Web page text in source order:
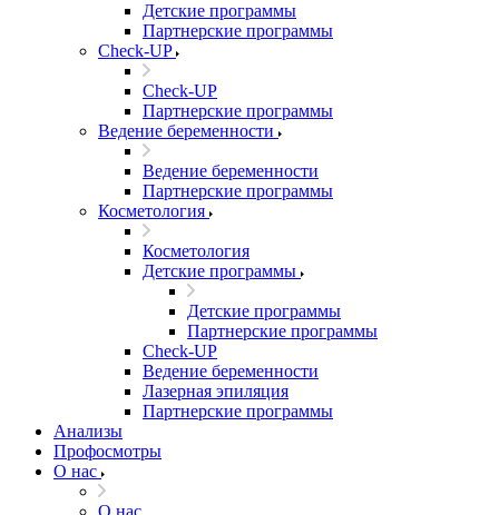
Детские программы
Партнерские программы
Check-UP
Check-UP
Партнерские программы
Ведение беременности
Ведение беременности
Партнерские программы
Косметология
Косметология
Детские программы
Детские программы
Партнерские программы
Check-UP
Ведение беременности
Лазерная эпиляция
Партнерские программы
Анализы
Профосмотры
О нас
О нас